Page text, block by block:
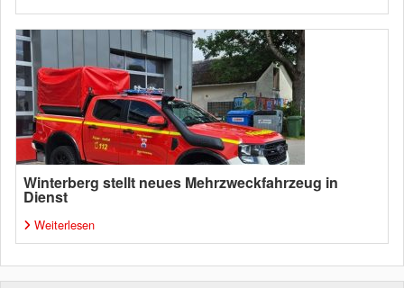
Winterberg stellt neues Mehrzweckfahrzeug in
Dienst
Weiterlesen